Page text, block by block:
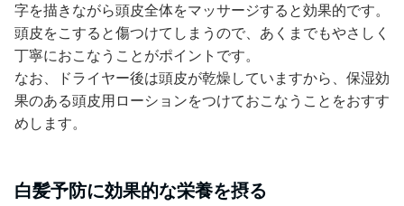
字を描きながら頭皮全体をマッサージすると効果的です。
頭皮をこすると傷つけてしまうので、あくまでもやさしく
丁寧におこなうことがポイントです。
なお、ドライヤー後は頭皮が乾燥していますから、保湿効
果のある頭皮用ローションをつけておこなうことをおすす
めします。
白髪予防に効果的な栄養を摂る